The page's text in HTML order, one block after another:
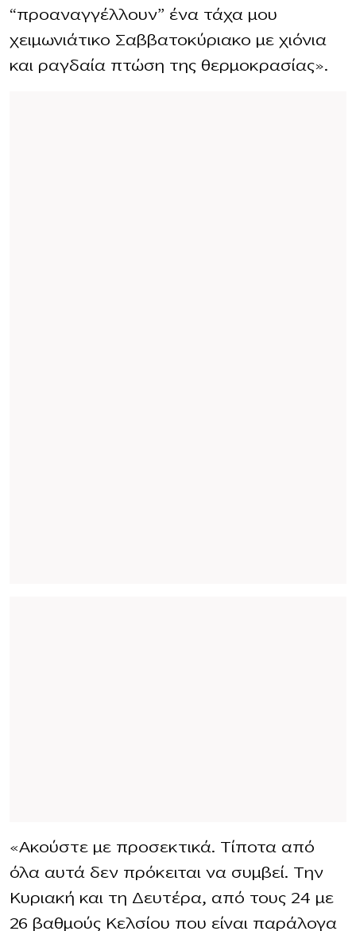
“προαναγγέλλουν” ένα τάχα μου
χειμωνιάτικο Σαββατοκύριακο με χιόνια
και ραγδαία πτώση της θερμοκρασίας».
«Ακούστε με προσεκτικά. Τίποτα από
όλα αυτά δεν πρόκειται να συμβεί. Την
Κυριακή και τη Δευτέρα, από τους 24 με
26 βαθμούς Κελσίου που είναι παράλογα